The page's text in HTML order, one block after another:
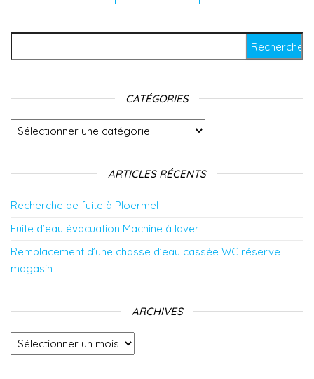
CATÉGORIES
Catégories
ARTICLES RÉCENTS
Recherche de fuite à Ploermel
Fuite d’eau évacuation Machine à laver
Remplacement d’une chasse d’eau cassée WC réserve
magasin
ARCHIVES
Archives